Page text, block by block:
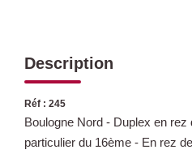
Description
Réf : 245
Boulogne Nord - Duplex en rez
particulier du 16ème - En rez